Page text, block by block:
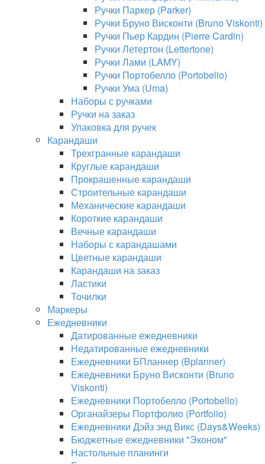
Ручки Паркер (Parker)
Ручки Бруно Висконти (Bruno Viskonti)
Ручки Пьер Кардин (Pierre Cardin)
Ручки Летертон (Lettertone)
Ручки Лами (LAMY)
Ручки Портобелло (Portobello)
Ручки Ума (Uma)
Наборы с ручками
Ручки на заказ
Упаковка для ручек
Карандаши
Трехгранные карандаши
Круглые карандаши
Прокрашенные карандаши
Строительные карандаши
Механические карандаши
Короткие карандаши
Вечные карандаши
Наборы с карандашами
Цветные карандаши
Карандаши на заказ
Ластики
Точилки
Маркеры
Ежедневники
Датированные ежедневники
Недатированные ежедневники
Ежедневники БПланнер (Bplanner)
Ежедневники Бруно Висконти (Bruno
Viskonti)
Ежедневники Портобелло (Portobello)
Органайзеры Портфолио (Portfolio)
Ежедневники Дэйз энд Викс (Days&Weeks)
Бюджетные ежедневники "Эконом"
Настольные планинги